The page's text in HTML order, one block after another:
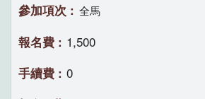
全馬
1,500
0